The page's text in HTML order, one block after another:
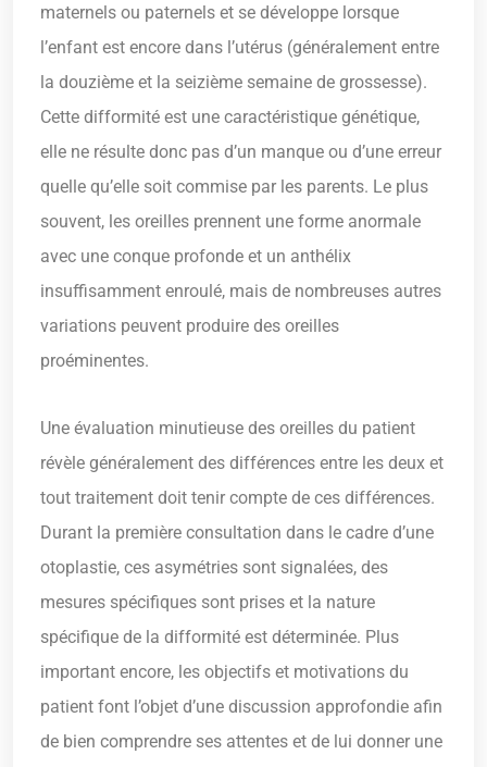
maternels ou paternels et se développe lorsque
l’enfant est encore dans l’utérus (généralement entre
la douzième et la seizième semaine de grossesse).
Cette difformité est une caractéristique génétique,
elle ne résulte donc pas d’un manque ou d’une erreur
quelle qu’elle soit commise par les parents. Le plus
souvent, les oreilles prennent une forme anormale
avec une conque profonde et un anthélix
insuffisamment enroulé, mais de nombreuses autres
variations peuvent produire des oreilles
proéminentes.
Une évaluation minutieuse des oreilles du patient
révèle généralement des différences entre les deux et
tout traitement doit tenir compte de ces différences.
Durant la première consultation dans le cadre d’une
otoplastie, ces asymétries sont signalées, des
mesures spécifiques sont prises et la nature
spécifique de la difformité est déterminée. Plus
important encore, les objectifs et motivations du
patient font l’objet d’une discussion approfondie afin
de bien comprendre ses attentes et de lui donner une